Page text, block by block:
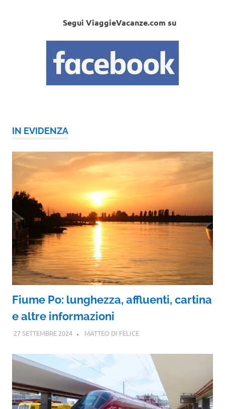
Segui ViaggieVacanze.com su
IN EVIDENZA
Fiume Po: lunghezza, affluenti, cartina
e altre informazioni
27 SETTEMBRE 2024 MATTEO DI FELICE